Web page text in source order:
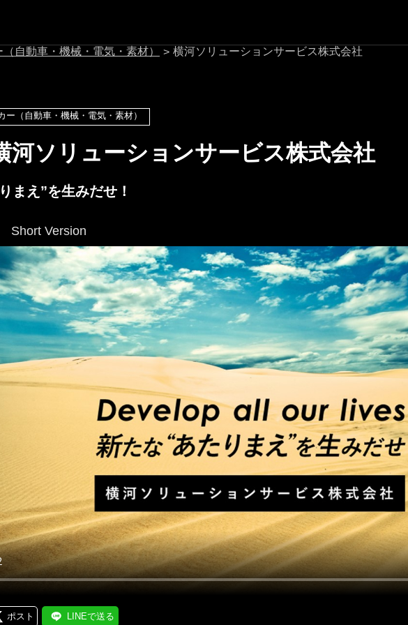
通知設定
メール通知 LINE通知
（自動車・機械・電気・素材） > 横河ソリューションサービス株式会社
ー（自動車・機械・電気・素材）
河ソリューションサービス株式会社
まえ”を生みだせ！
Short Version
ポスト LINEで送る
にはプロフィール画像のアップロードが必要です
プロフィール編集する
会員登録する ＞